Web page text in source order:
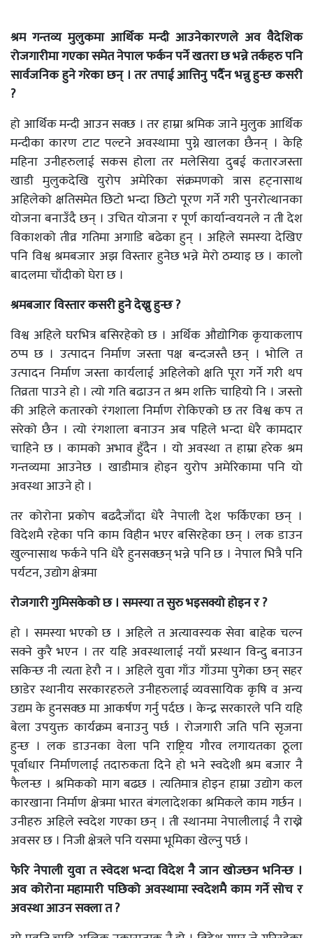
श्रम गन्तव्य मुलुकमा आर्थिक मन्दी आउनेकारणले अव वैदेशिक
रोजगारीमा गएका समेत नेपाल फर्कन पर्ने खतरा छ भन्ने तर्कहरु पनि
सार्वजनिक हुने गरेका छन् । तर तपाई आत्तिनु पर्दैन भन्नु हुन्छ कसरी
?
हो आर्थिक मन्दी आउन सक्छ । तर हाम्रा श्रमिक जाने मुलुक आर्थिक
मन्दीका कारण टाट पल्टने अवस्थामा पुग्ने खालका छैनन् । केहि
महिना उनीहरुलाई सकस होला तर मलेसिया दुबई कतारजस्ता
खाडी मुलुकदेखि युरोप अमेरिका संक्रमणको त्रास हट्नासाथ
अहिलेको क्षतिसमेत छिटो भन्दा छिटो पूरण गर्ने गरी पुनरोत्थानका
योजना बनाउँदै छन् । उचित योजना र पूर्ण कार्यान्वयनले न ती देश
विकाशको तीव्र गतिमा अगाडि बढेका हुन् । अहिले समस्या देखिए
पनि विश्व श्रमबजार अझ विस्तार हुनेछ भन्ने मेरो ठम्याइ छ । कालो
बादलमा चाँदीको घेरा छ ।
श्रमबजार विस्तार कसरी हुने देख्नु हुन्छ ?
विश्व अहिले घरभित्र बसिरहेको छ । अर्थिक औद्योगिक कृयाकलाप
ठप्प छ । उत्पादन निर्माण जस्ता पक्ष बन्दजस्तै छन् । भोलि त
उत्पादन निर्माण जस्ता कार्यलाई अहिलेको क्षति पूरा गर्ने गरी थप
तिव्रता पाउने हो । त्यो गति बढाउन त श्रम शक्ति चाहियो नि । जस्तो
की अहिले कतारको रंगशाला निर्माण रोकिएको छ तर विश्व कप त
सरेको छैन । त्यो रंगशाला बनाउन अब पहिले भन्दा धेरै कामदार
चाहिने छ । कामको अभाव हुँदैन । यो अवस्था त हाम्रा हरेक श्रम
गन्तव्यमा आउनेछ । खाडीमात्र होइन युरोप अमेरिकामा पनि यो
अवस्था आउने हो ।
तर कोरोना प्रकोप बढदैजाँदा धेरै नेपाली देश फर्किएका छन् ।
विदेशमै रहेका पनि काम विहीन भएर बसिरहेका छन् । लक डाउन
खुल्नासाथ फर्कने पनि धेरै हुनसक्छन् भन्ने पनि छ । नेपाल भित्रै पनि
पर्यटन, उद्योग क्षेत्रमा
रोजगारी गुमिसकेको छ । समस्या त सुरु भइसक्यो होइन र ?
हो । समस्या भएको छ । अहिले त अत्यावस्यक सेवा बाहेक चल्न
सक्ने कुरै भएन । तर यहि अवस्थालाई नयाँ प्रस्थान विन्दु बनाउन
सकिन्छ नी त्यता हेरौ न । अहिले युवा गाँउ गाँउमा पुगेका छन् सहर
छाडेर स्थानीय सरकारहरुले उनीहरुलाई व्यवसायिक कृषि व अन्य
उद्यम के हुनसक्छ मा आकर्षण गर्नु पर्दछ । केन्द्र सरकारले पनि यहि
बेला उपयुक्त कार्यक्रम बनाउनु पर्छ । रोजगारी जति पनि सृजना
हुन्छ । लक डाउनका वेला पनि राष्ट्रिय गौरव लगायतका ठूला
पूर्वाधार निर्माणलाई तदारुकता दिने हो भने स्वदेशी श्रम बजार नै
फैलन्छ । श्रमिकको माग बढछ । त्यतिमात्र होइन हाम्रा उद्योग कल
कारखाना निर्माण क्षेत्रमा भारत बंगलादेशका श्रमिकले काम गर्छन ।
उनीहरु अहिले स्वदेश गएका छन् । ती स्थानमा नेपालीलाई नै राख्ने
अवसर छ । निजी क्षेत्रले पनि यसमा भूमिका खेल्नु पर्छ ।
फेरि नेपाली युवा त स्वेदश भन्दा विदेश नै जान खोज्छन भनिन्छ ।
अव कोरोना महामारी पछिको अवस्थामा स्वदेशमै काम गर्ने सोच र
अवस्था आउन सक्ला त ?